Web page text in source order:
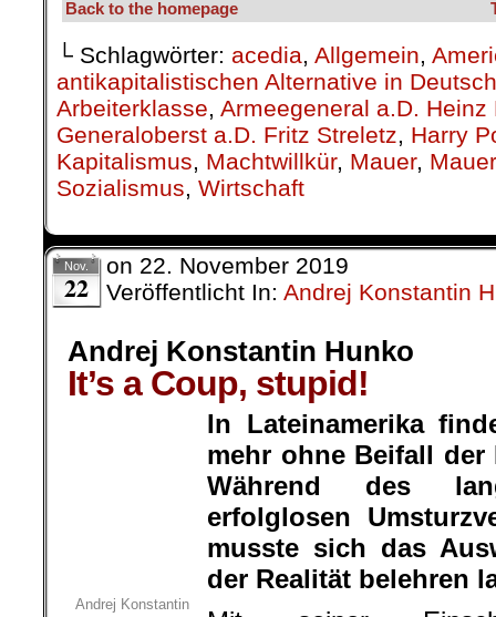
22
on22. November 2019
Veröffentlicht In:Andrej Konstantin
Andrej Konstantin Hunko
It’s a Coup, stupid!
Andrej Konstantin
Hunko
In Lateinamerika
Während des
erfolglosen
musste sich das
der Realität belehren
Mit seiner
völkerrechtswidrige
Juan Guaidó nur von kurzer
gründlich daneben. Auch ein
Selbstausrufung bleibt Präsident
Bundesregierung unterstützte
Wirtschaft vollends zu
aufgegangen.